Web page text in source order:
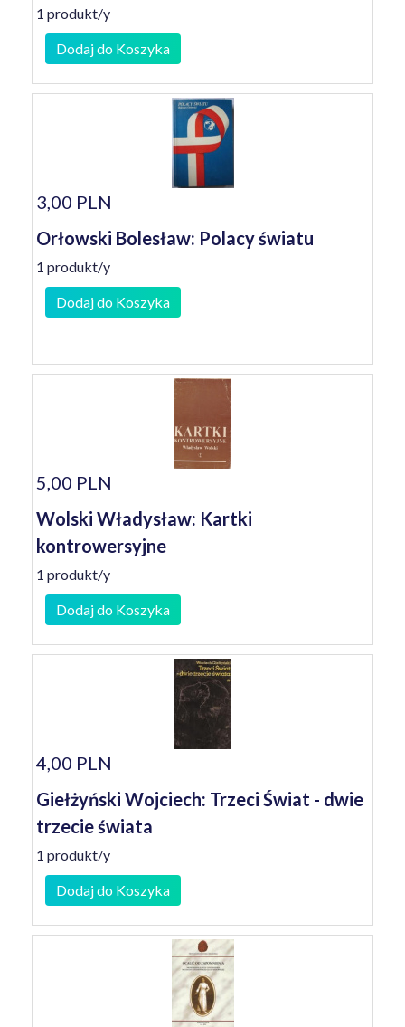
1 produkt/y
Dodaj do Koszyka
3,00 PLN
Orłowski Bolesław: Polacy światu
1 produkt/y
Dodaj do Koszyka
5,00 PLN
Wolski Władysław: Kartki
kontrowersyjne
1 produkt/y
Dodaj do Koszyka
4,00 PLN
Giełżyński Wojciech: Trzeci Świat - dwie
trzecie świata
1 produkt/y
Dodaj do Koszyka